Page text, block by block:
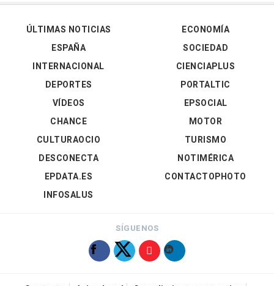
ÚLTIMAS NOTICIAS
ESPAÑA
INTERNACIONAL
DEPORTES
VÍDEOS
ECONOMÍA
SOCIEDAD
CIENCIAPLUS
PORTALTIC
EPSOCIAL
CHANCE
CULTURAOCIO
DESCONECTA
EPDATA.ES
INFOSALUS
MOTOR
TURISMO
NOTIMÉRICA
CONTACTOPHOTO
SÍGUENOS